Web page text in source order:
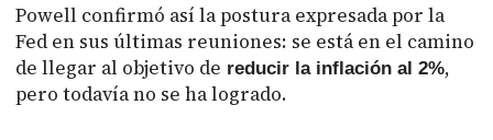
Powell confirmó así la postura expresada por la
Fed en sus últimas reuniones: se está en el camino
de llegar al objetivo de reducir la inflación al 2%,
pero todavía no se ha logrado.